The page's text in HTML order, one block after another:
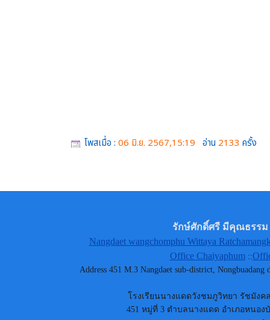
โพสเมื่อ : 06 มิ.ย. 2567,15:19 อ่าน 2133 ครั้ง
รักษ์ศักดิ์ศรี มีคุณธรรม
Nangdaet wangchomphu Wittaya
Office Chaiyaphum::
Address 451 M.3 Nangdaet sub-district,
โรงเรียนนางแดดวังชมภูวิทยา รัชมัง
451 หมู่ที่ 3 ตำบลนางแดด อำเภอหนอง